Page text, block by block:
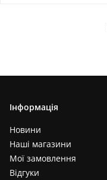
Інформація
Новини
Наші магазини
Мої замовлення
Відгуки